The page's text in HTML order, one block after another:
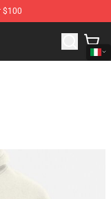
$100
Store